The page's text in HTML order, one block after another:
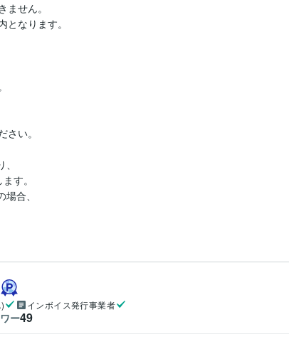
ません。
となります。
さい。
す。
合、
インボイス発行事業者
ー49